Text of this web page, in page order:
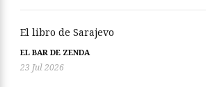
El libro de Sarajevo
EL BAR DE ZENDA
23 Jul 2026